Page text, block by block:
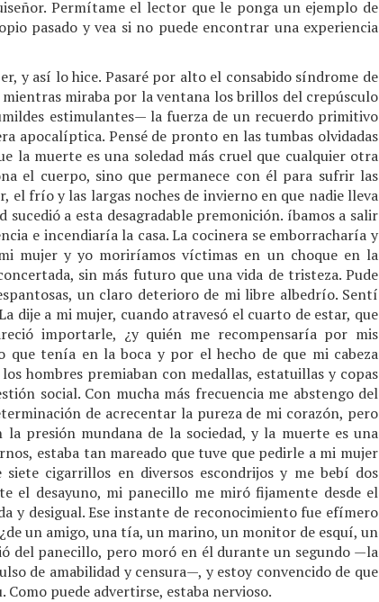
Permítame el lector que le ponga un ejemplo de
pasado y vea si no puede encontrar una experiencia
y así lo hice. Pasaré por alto el consabido síndrome de
miraba por la ventana los brillos del crepúsculo
estimulantes— la fuerza de un recuerdo primitivo
apocalíptica. Pensé de pronto en las tumbas olvidadas
la muerte es una soledad más cruel que cualquier otra
el cuerpo, sino que permanece con él para sufrir las
el frío y las largas noches de invierno en que nadie lleva
a esta desagradable premonición. íbamos a salir
e incendiaría la casa. La cocinera se emborracharía y
mujer y yo moriríamos víctimas en un choque en la
sin más futuro que una vida de tristeza. Pude
un claro deterioro de mi libre albedrío. Sentí
dije a mi mujer, cuando atravesó el cuarto de estar, que
importarle, ¿y quién me recompensaría por mis
que tenía en la boca y por el hecho de que mi cabeza
hombres premiaban con medallas, estatuillas y copas
social. Con mucha más frecuencia me abstengo del
de acrecentar la pureza de mi corazón, pero
presión mundana de la sociedad, y la muerte es una
estaba tan mareado que tuve que pedirle a mi mujer
cigarrillos en diversos escondrijos y me bebí dos
el desayuno, mi panecillo me miró fijamente desde el
y desigual. Ese instante de reconocimiento fue efímero
un amigo, una tía, un marino, un monitor de esquí, un
del panecillo, pero moró en él durante un segundo —la
de amabilidad y censura—, y estoy convencido de que
puede advertirse, estaba nervioso.